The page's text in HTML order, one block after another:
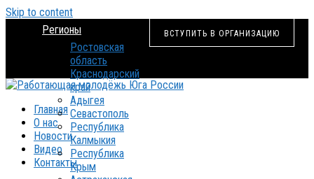
Skip to content
ВСТУПИТЬ В ОРГАНИЗАЦИЮ
Регионы
Ростовская
область
Краснодарский
край
Адыгея
Севастополь
Республика
Калмыкия
Республика
Крым
Главная
О нас
Новости
Видео
Контакты